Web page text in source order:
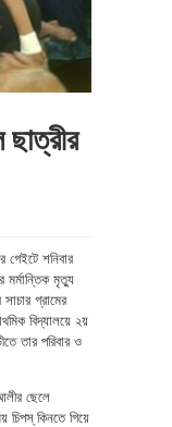
গেইটে শনিবার
মর্মান্তিক মৃত্যু
গ্রামের
বিদ্যালয়ে ২য়
তার পরিবার ও
ছেলে
চিপস্ কিনতে গিয়ে